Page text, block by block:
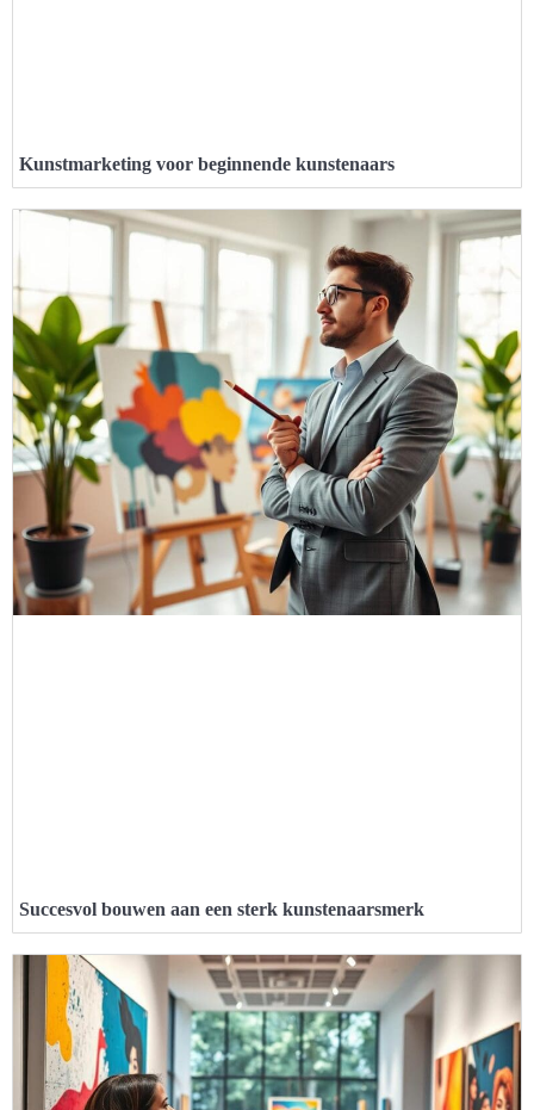
Kunstmarketing voor beginnende kunstenaars
Succesvol bouwen aan een sterk kunstenaarsmerk